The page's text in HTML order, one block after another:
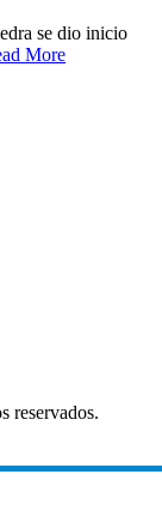
se dio inicio
More
reservados.